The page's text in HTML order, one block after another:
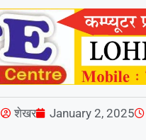
शेखर January 2, 2025